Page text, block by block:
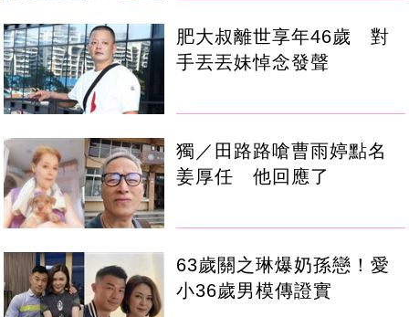
肥大叔離世享年46歲 對
手丟丟妹悼念發聲
獨／田路路嗆曹雨婷點名
姜厚任 他回應了
63歲關之琳爆奶孫戀！愛
小36歲男模傳證實